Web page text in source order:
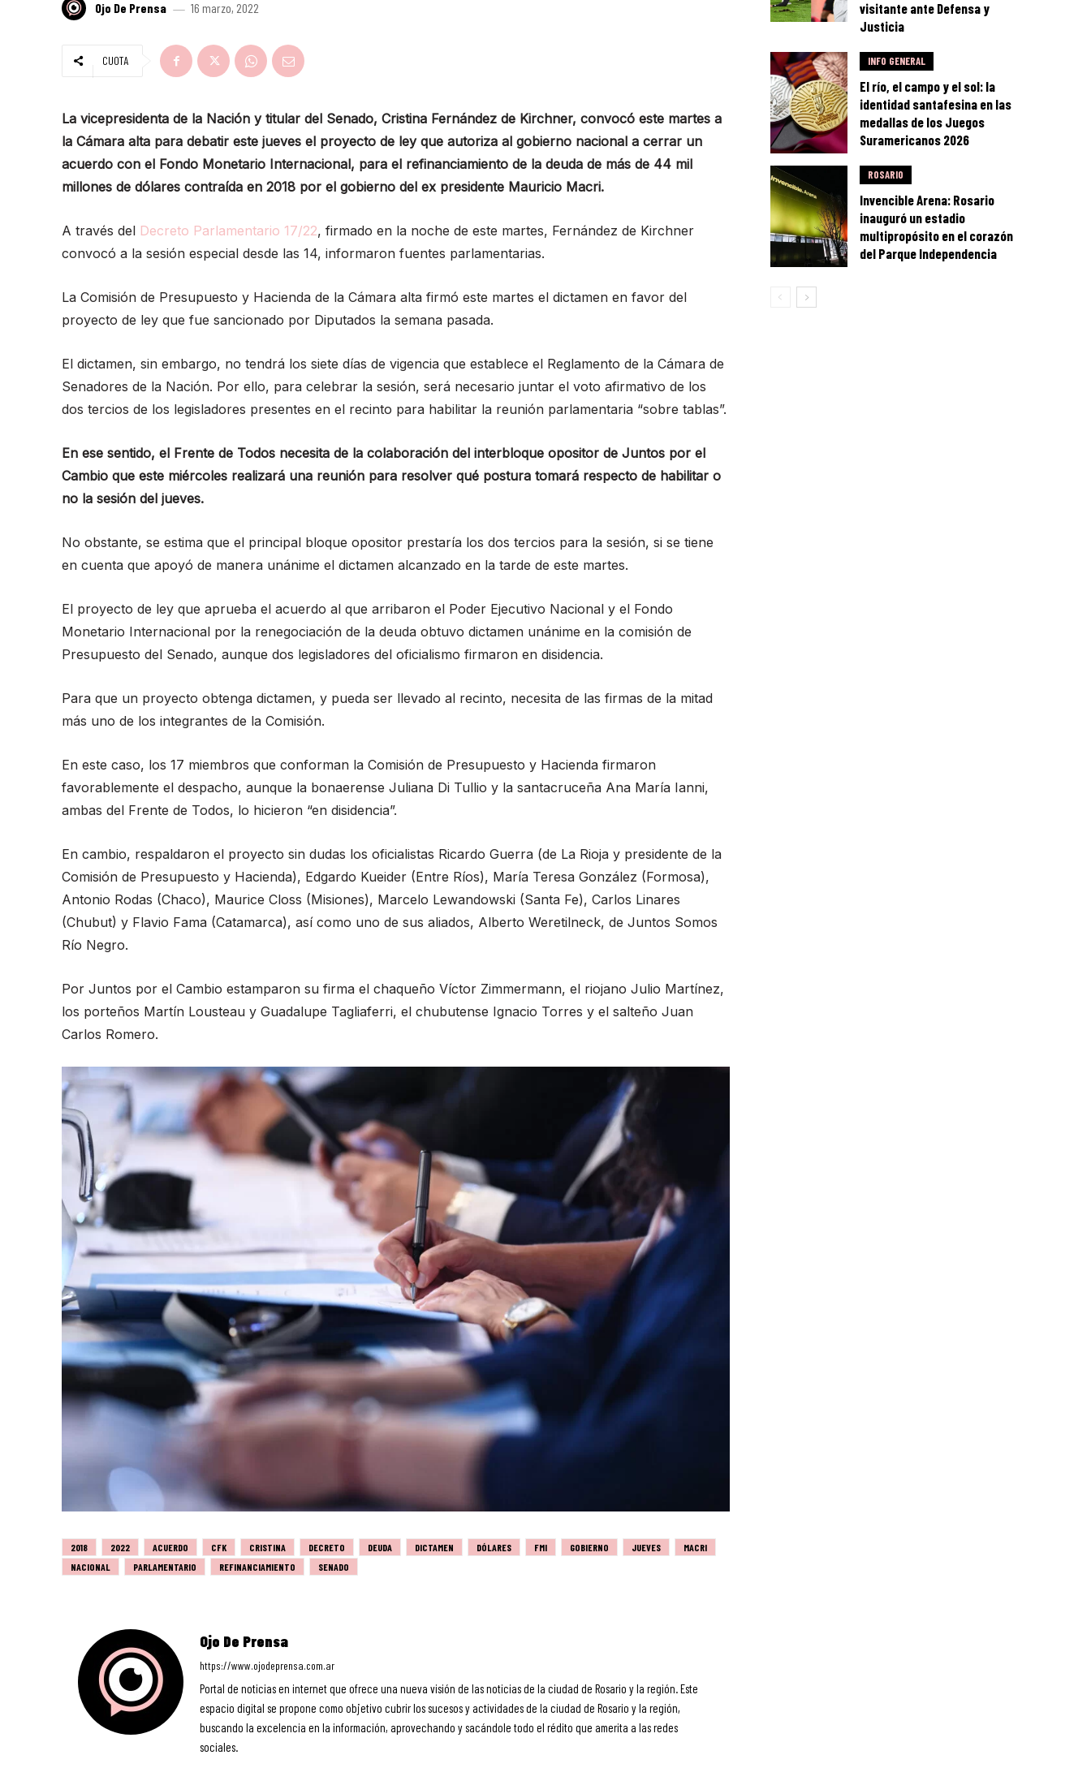
Ojo De Prensa 16 marzo, 2022
CUOTA
La vicepresidenta de la Nación y titular del Senado, Cristina Fernández de Kirchner, convocó este martes a
la Cámara alta para debatir este jueves el proyecto de ley que autoriza al gobierno nacional a cerrar un
acuerdo con el Fondo Monetario Internacional, para el refinanciamiento de la deuda de más de 44 mil
millones de dólares contraída en 2018 por el gobierno del ex presidente Mauricio Macri.
A través del Decreto Parlamentario 17/22, firmado en la noche de este martes, Fernández de Kirchner
convocó a la sesión especial desde las 14, informaron fuentes parlamentarias.
La Comisión de Presupuesto y Hacienda de la Cámara alta firmó este martes el dictamen en favor del
proyecto de ley que fue sancionado por Diputados la semana pasada.
El dictamen, sin embargo, no tendrá los siete días de vigencia que establece el Reglamento de la Cámara de
Senadores de la Nación. Por ello, para celebrar la sesión, será necesario juntar el voto afirmativo de los
dos tercios de los legisladores presentes en el recinto para habilitar la reunión parlamentaria “sobre tablas”.
En ese sentido, el Frente de Todos necesita de la colaboración del interbloque opositor de Juntos por el
Cambio que este miércoles realizará una reunión para resolver qué postura tomará respecto de habilitar o
no la sesión del jueves.
No obstante, se estima que el principal bloque opositor prestaría los dos tercios para la sesión, si se tiene
en cuenta que apoyó de manera unánime el dictamen alcanzado en la tarde de este martes.
El proyecto de ley que aprueba el acuerdo al que arribaron el Poder Ejecutivo Nacional y el Fondo
Monetario Internacional por la renegociación de la deuda obtuvo dictamen unánime en la comisión de
Presupuesto del Senado, aunque dos legisladores del oficialismo firmaron en disidencia.
Para que un proyecto obtenga dictamen, y pueda ser llevado al recinto, necesita de las firmas de la mitad
más uno de los integrantes de la Comisión.
En este caso, los 17 miembros que conforman la Comisión de Presupuesto y Hacienda firmaron
favorablemente el despacho, aunque la bonaerense Juliana Di Tullio y la santacruceña Ana María Ianni,
ambas del Frente de Todos, lo hicieron “en disidencia”.
En cambio, respaldaron el proyecto sin dudas los oficialistas Ricardo Guerra (de La Rioja y presidente de la
Comisión de Presupuesto y Hacienda), Edgardo Kueider (Entre Ríos), María Teresa González (Formosa),
Antonio Rodas (Chaco), Maurice Closs (Misiones), Marcelo Lewandowski (Santa Fe), Carlos Linares
(Chubut) y Flavio Fama (Catamarca), así como uno de sus aliados, Alberto Weretilneck, de Juntos Somos
Río Negro.
Por Juntos por el Cambio estamparon su firma el chaqueño Víctor Zimmermann, el riojano Julio Martínez,
los porteños Martín Lousteau y Guadalupe Tagliaferri, el chubutense Ignacio Torres y el salteño Juan
Carlos Romero.
2018 2022 ACUERDO CFK CRISTINA DECRETO DEUDA DICTAMEN DÓLARES FMI GOBIERNO JUEVES
MACRI
NACIONAL
PARLAMENTARIO REFINANCIAMIENTO SENADO
Ojo De Prensa
https://www.ojodeprensa.com.ar
Portal de noticias en internet que ofrece una nueva visión de las noticias de la ciudad de Rosario y la región. Este
espacio digital se propone como objetivo cubrir los sucesos y actividades de la ciudad de Rosario y la región,
buscando la excelencia en la información, aprovechando y sacándole todo el rédito que amerita a las redes
sociales.
visitante ante Defensa y
Justicia
INFO GENERAL
El río, el campo y el sol: la
identidad santafesina en las
medallas de los Juegos
Suramericanos 2026
ROSARIO
Invencible Arena: Rosario
inauguró un estadio
multipropósito en el corazón
del Parque Independencia